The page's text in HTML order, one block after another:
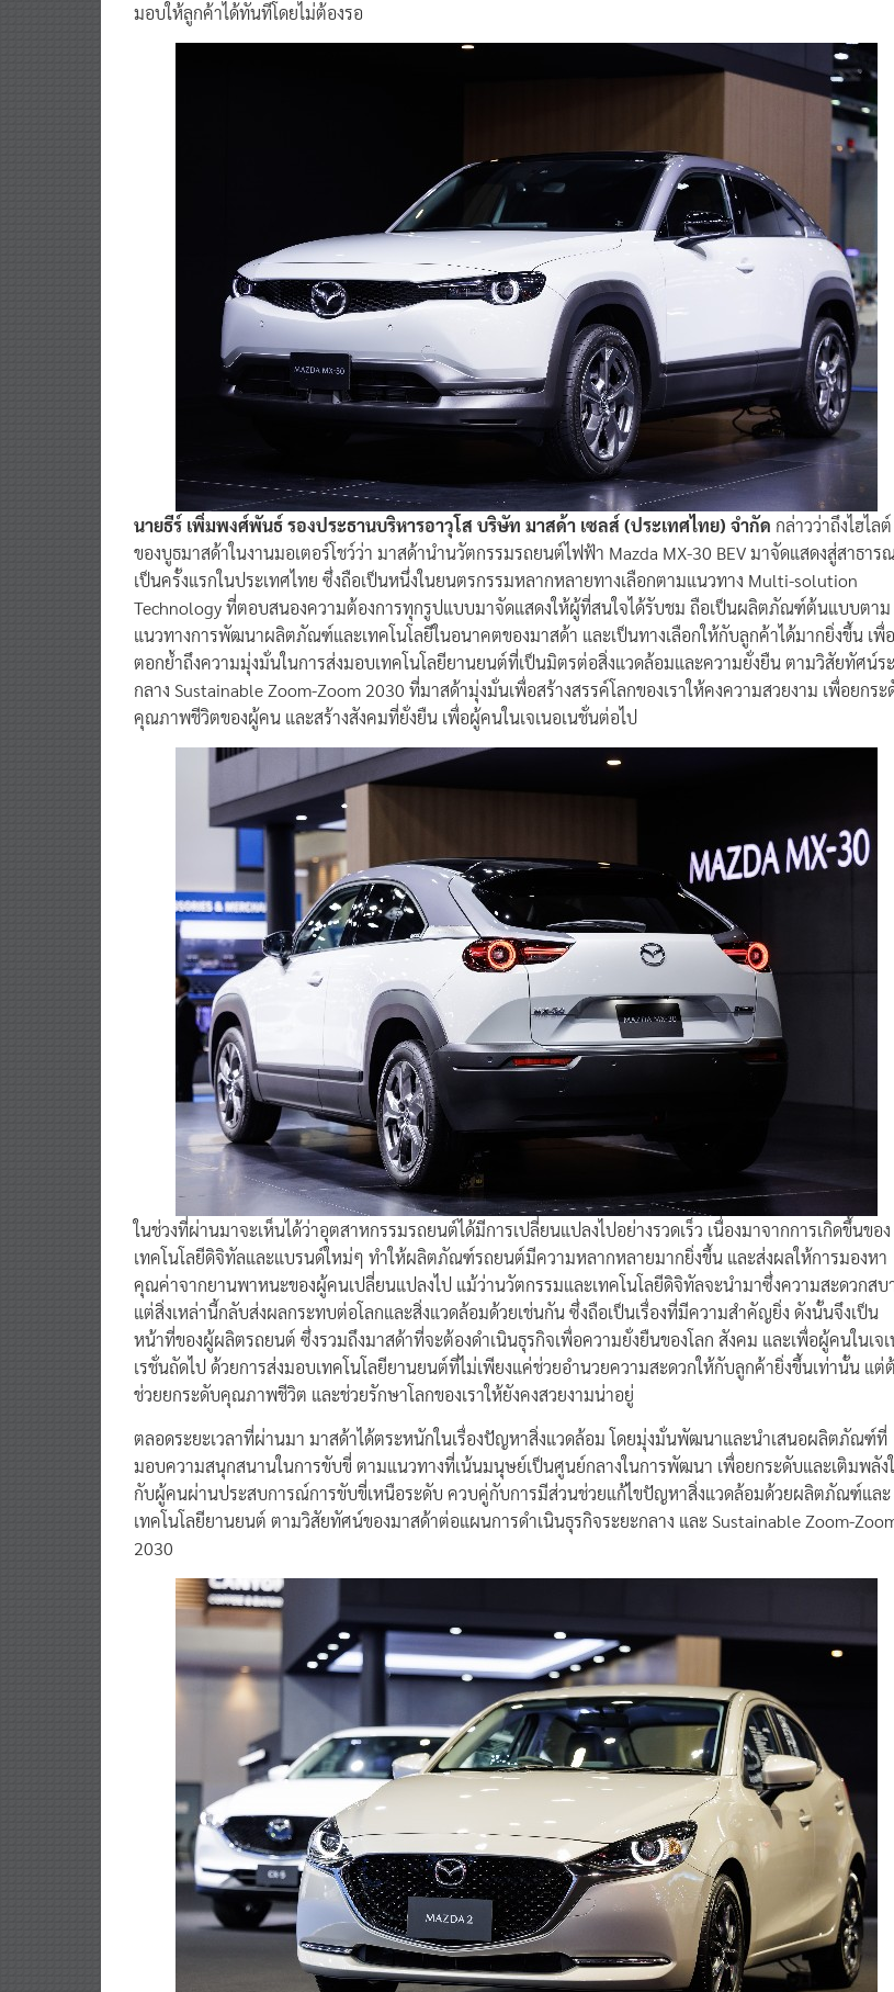
มอบให้ลูกค้าได้ทันทีโดยไม่ต้องรอ
นายธีร์ เพิ่มพงศ์พันธ์ รองประธานบริหารอาวุโส บริษัท มาสด้า เซลส์ (ประเทศไทย) จำกัด กล่าวว่าถึงไฮไลต์
ของบูธมาสด้าในงานมอเตอร์โชว์ว่า มาสด้านำนวัตกรรมรถยนต์ไฟฟ้า Mazda MX-30 BEV มาจัดแสดงสู่สาธาร
เป็นครั้งแรกในประเทศไทย ซึ่งถือเป็นหนึ่งในยนตรกรรมหลากหลายทางเลือกตามแนวทาง Multi-solution
Technology ที่ตอบสนองความต้องการทุกรูปแบบมาจัดแสดงให้ผู้ที่สนใจได้รับชม ถือเป็นผลิตภัณฑ์ต้นแบบตาม
แนวทางการพัฒนาผลิตภัณฑ์และเทคโนโลยีในอนาคตของมาสด้า และเป็นทางเลือกให้กับลูกค้าได้มากยิ่งขึ้น เพื่อ
ตอกย้ำถึงความมุ่งมั่นในการส่งมอบเทคโนโลยียานยนต์ที่เป็นมิตรต่อสิ่งแวดล้อมและความยั่งยืน ตามวิสัยทัศน์ร
กลาง Sustainable Zoom-Zoom 2030 ที่มาสด้ามุ่งมั่นเพื่อสร้างสรรค์โลกของเราให้คงความสวยงาม เพื่อยกระ
คุณภาพชีวิตของผู้คน และสร้างสังคมที่ยั่งยืน เพื่อผู้คนในเจเนอเนชั่นต่อไป
ในช่วงที่ผ่านมาจะเห็นได้ว่าอุตสาหกรรมรถยนต์ได้มีการเปลี่ยนแปลงไปอย่างรวดเร็ว เนื่องมาจากการเกิดขึ้นของ
เทคโนโลยีดิจิทัลและแบรนด์ใหม่ๆ ทำให้ผลิตภัณฑ์รถยนต์มีความหลากหลายมากยิ่งขึ้น และส่งผลให้การมองหา
คุณค่าจากยานพาหนะของผู้คนเปลี่ยนแปลงไป แม้ว่านวัตกรรมและเทคโนโลยีดิจิทัลจะนำมาซึ่งความสะดวกสบ
แต่สิ่งเหล่านี้กลับส่งผลกระทบต่อโลกและสิ่งแวดล้อมด้วยเช่นกัน ซึ่งถือเป็นเรื่องที่มีความสำคัญยิ่ง ดังนั้นจึงเป็น
หน้าที่ของผู้ผลิตรถยนต์ ซึ่งรวมถึงมาสด้าที่จะต้องดำเนินธุรกิจเพื่อความยั่งยืนของโลก สังคม และเพื่อผู้คนในเจ
เรชั่นถัดไป ด้วยการส่งมอบเทคโนโลยียานยนต์ที่ไม่เพียงแค่ช่วยอำนวยความสะดวกให้กับลูกค้ายิ่งขึ้นเท่านั้น แต่
ช่วยยกระดับคุณภาพชีวิต และช่วยรักษาโลกของเราให้ยังคงสวยงามน่าอยู่
ตลอดระยะเวลาที่ผ่านมา มาสด้าได้ตระหนักในเรื่องปัญหาสิ่งแวดล้อม โดยมุ่งมั่นพัฒนาและนำเสนอผลิตภัณฑ์ที่
มอบความสนุกสนานในการขับขี่ ตามแนวทางที่เน้นมนุษย์เป็นศูนย์กลางในการพัฒนา เพื่อยกระดับและเติมพลัง
กับผู้คนผ่านประสบการณ์การขับขี่เหนือระดับ ควบคู่กับการมีส่วนช่วยแก้ไขปัญหาสิ่งแวดล้อมด้วยผลิตภัณฑ์และ
เทคโนโลยียานยนต์ ตามวิสัยทัศน์ของมาสด้าต่อแผนการดำเนินธุรกิจระยะกลาง และ Sustainable Zoom-
2030